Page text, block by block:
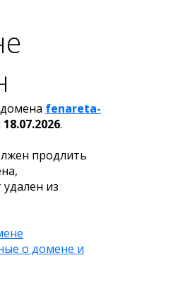
fenareta-
18.07.2026.
продлить
из
о домене и